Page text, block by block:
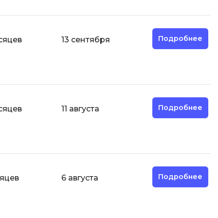
13 сентября Подробнее
11 августа Подробнее
6 августа Подробнее
Разработка мобильных
Разработка на Kotlin
Реверс инжиниринг
Сетевое администрирование